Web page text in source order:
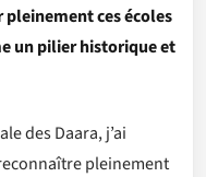
pleinement ces écoles
un pilier historique et
des Daara, j’ai
pleinement